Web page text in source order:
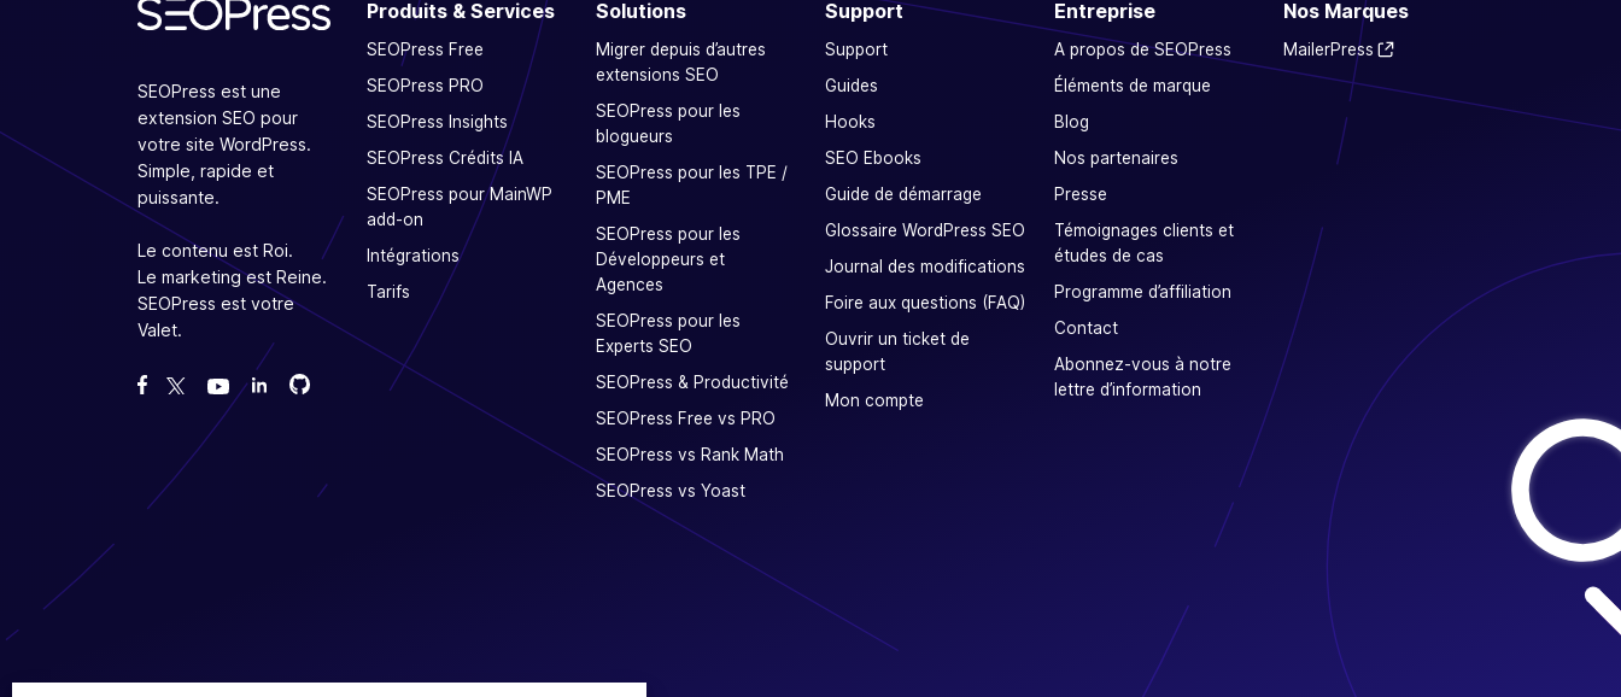
SEOPress est une
extension SEO pour
votre site WordPress.
Simple, rapide et
puissante.
Le contenu est Roi.
Le marketing est Reine.
SEOPress est votre
Valet.
Likez notre page Facebook
Suivez-nous sur Twitter
Nous voir sur YouTube
Forcez-nous sur GitHub
Forcez-nous sur GitHub
Produits & Services
SEOPress Free
SEOPress PRO
SEOPress Insights
SEOPress Crédits IA
SEOPress pour MainWP
add-on
Intégrations
Tarifs
Solutions
Migrer depuis d’autres
extensions SEO
SEOPress pour les
blogueurs
SEOPress pour les TPE /
PME
SEOPress pour les
Développeurs et
Agences
SEOPress pour les
Experts SEO
SEOPress & Productivité
SEOPress Free vs PRO
SEOPress vs Rank Math
SEOPress vs Yoast
Support
Support
Guides
Hooks
SEO Ebooks
Guide de démarrage
Glossaire WordPress SEO
Journal des modifications
Foire aux questions (FAQ)
Ouvrir un ticket de
support
Mon compte
Entreprise
A propos de SEOPress
Éléments de marque
Blog
Nos partenaires
Presse
Témoignages clients et
études de cas
Programme d’affiliation
Contact
Abonnez-vous à notre
lettre d’information
Nos Marques
MailerPress